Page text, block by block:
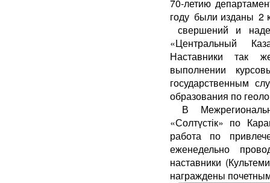
70-летию
году были изданы 2
свершений и
«Центральный
Наставники так
выполнении
государственным
образования по
В
«Солтүстік» по
работа по
еженедельно
наставники
награждены